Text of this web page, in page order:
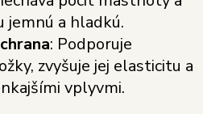
jemnú a hladkú.
: Podporuje
zvyšuje jej elasticitu a
vplyvmi.